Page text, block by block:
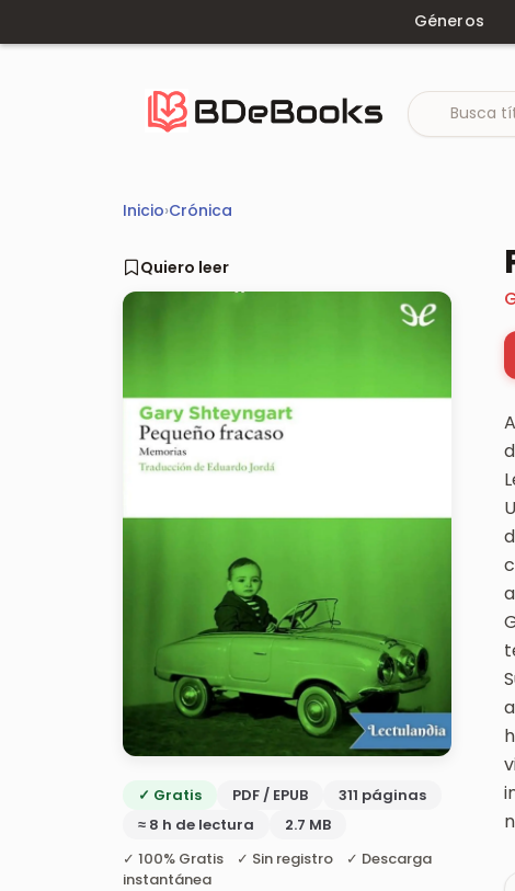
Géneros
Inicio›Crónica
Quiero leer
✓ Gratis PDF / EPUB
311 páginas
≈ 8 h de lectura
2.7 MB
✓ 100% Gratis ✓ Sin registro ✓ Descarga
instantánea